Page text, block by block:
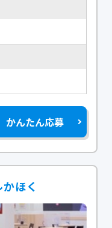
かんたん応募
ほく